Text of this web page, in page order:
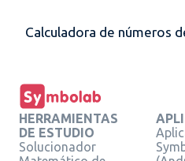
Calculadora de números
HERRAMIENTAS
DE ESTUDIO
Solucionador